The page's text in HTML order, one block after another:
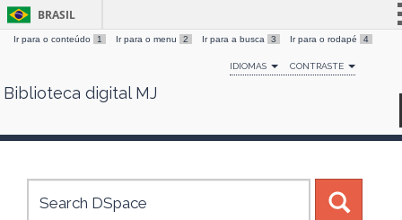
Skip
BRASIL
Simplifique!
Comunica BR
Canais
Ir para o conteúdo 1 Ir para o menu 2 Ir para a busca 3 Ir para o rodapé 4
IDIOMAS CONTRASTE
Biblioteca digital MJ